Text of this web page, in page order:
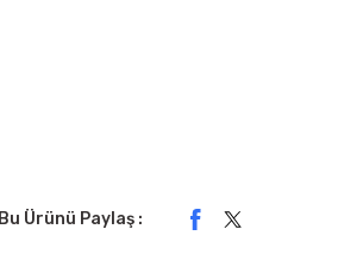
Bu Ürünü Paylaş :